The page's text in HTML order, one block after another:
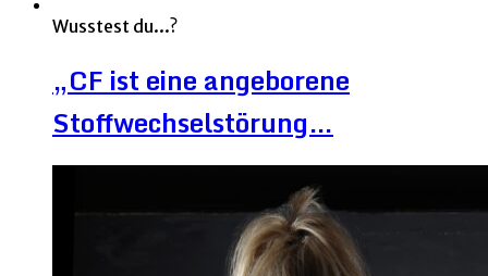
Wusstest du...?
„CF ist eine angeborene
Stoffwechselstörung…